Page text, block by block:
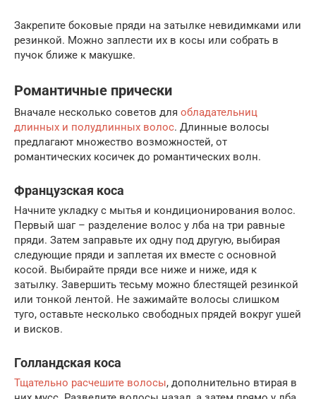
Закрепите боковые пряди на затылке невидимками или
резинкой. Можно заплести их в косы или собрать в
пучок ближе к макушке.
Романтичные прически
Вначале несколько советов для обладательниц
длинных и полудлинных волос. Длинные волосы
предлагают множество возможностей, от
романтических косичек до романтических волн.
Французская коса
Начните укладку с мытья и кондиционирования волос.
Первый шаг – разделение волос у лба на три равные
пряди. Затем заправьте их одну под другую, выбирая
следующие пряди и заплетая их вместе с основной
косой. Выбирайте пряди все ниже и ниже, идя к
затылку. Завершить тесьму можно блестящей резинкой
или тонкой лентой. Не зажимайте волосы слишком
туго, оставьте несколько свободных прядей вокруг ушей
и висков.
Голландская коса
Тщательно расчешите волосы, дополнительно втирая в